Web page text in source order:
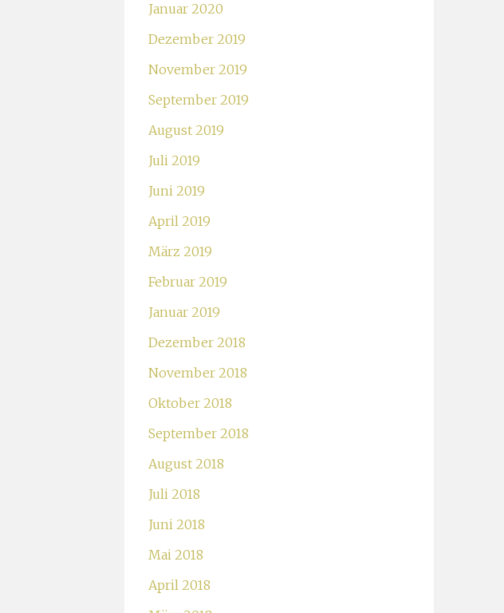
Januar 2020
Dezember 2019
November 2019
September 2019
August 2019
Juli 2019
Juni 2019
April 2019
März 2019
Februar 2019
Januar 2019
Dezember 2018
November 2018
Oktober 2018
September 2018
August 2018
Juli 2018
Juni 2018
Mai 2018
April 2018